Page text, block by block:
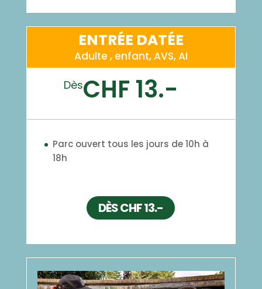
ENTRÉE DATÉE
Adulte , enfant, AVS, AI
DèsCHF 13.-
Parc ouvert tous les jours de 10h à
18h
DÈS CHF 13.-